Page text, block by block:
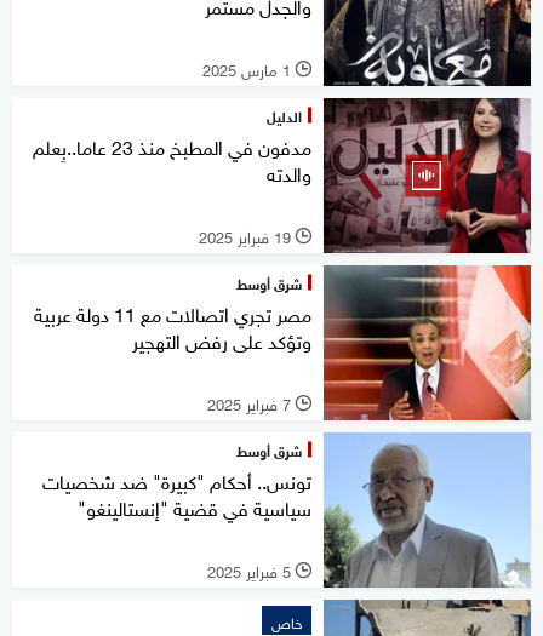
l 1 مارس 2025
الدليل
مدفون في المطبخ منذ 23 عاما..بِعلم
والدته
l 19 فبراير 2025
شرق أوسط
مصر تجري اتصالات مع 11 دولة عربية
وتؤكد على رفض التهجير
l 7 فبراير 2025
شرق أوسط
تونس.. أحكام "كبيرة" ضد شخصيات
سياسية في قضية "إنستالينغو"
l 5 فبراير 2025
خاص